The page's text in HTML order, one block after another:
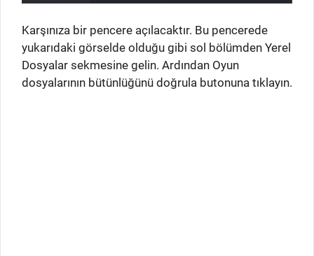
Karşınıza bir pencere açılacaktır. Bu pencerede
yukarıdaki görselde olduğu gibi sol bölümden Yerel
Dosyalar sekmesine gelin. Ardından Oyun
dosyalarının bütünlüğünü doğrula butonuna tıklayın.